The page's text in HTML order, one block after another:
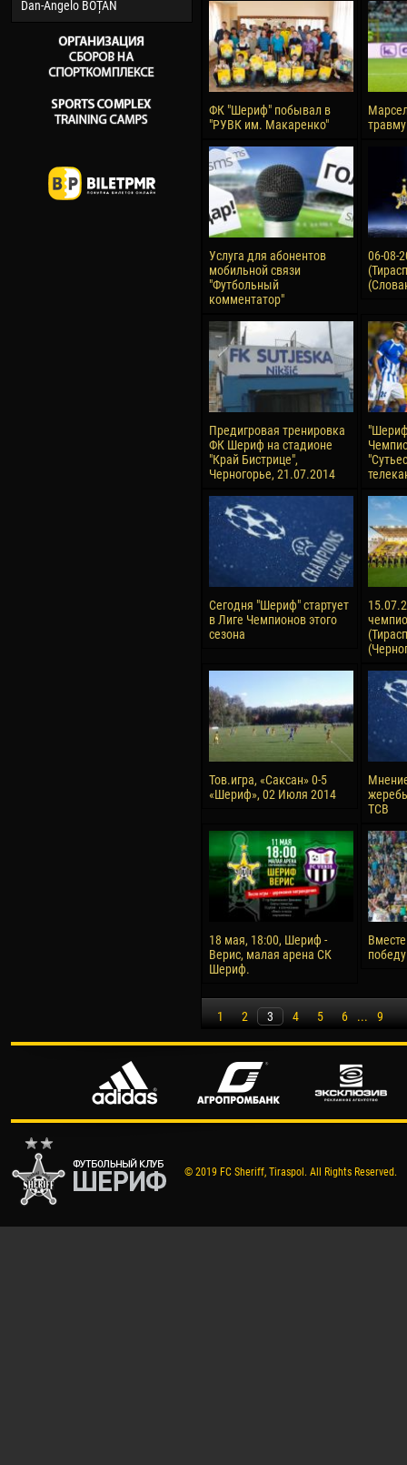
Dan-Angelo BOȚAN
ФК "Шериф" побывал в
"РУВК им. Макаренко"
Услуга для абонентов
мобильной связи
"Футбольный
комментатор"
06-08-
Предигровая тренировка
ФК Шериф на стадионе
"Край Бистрице",
Черногорье, 21.07.2014
Сегодня "Шериф" стартует
в Лиге Чемпионов этого
сезона
Тов.игра, «Саксан» 0-5
«Шериф», 02 Июля 2014
ТСВ
18 мая, 18:00, Шериф -
Верис, малая арена СК
Шериф.
1 2 3 4 5 6 ... 9
© 2019 FC Sheriff, Tiraspol. All Rights Reserved.